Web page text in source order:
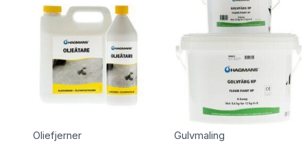
Oliefjerner Gulvmaling